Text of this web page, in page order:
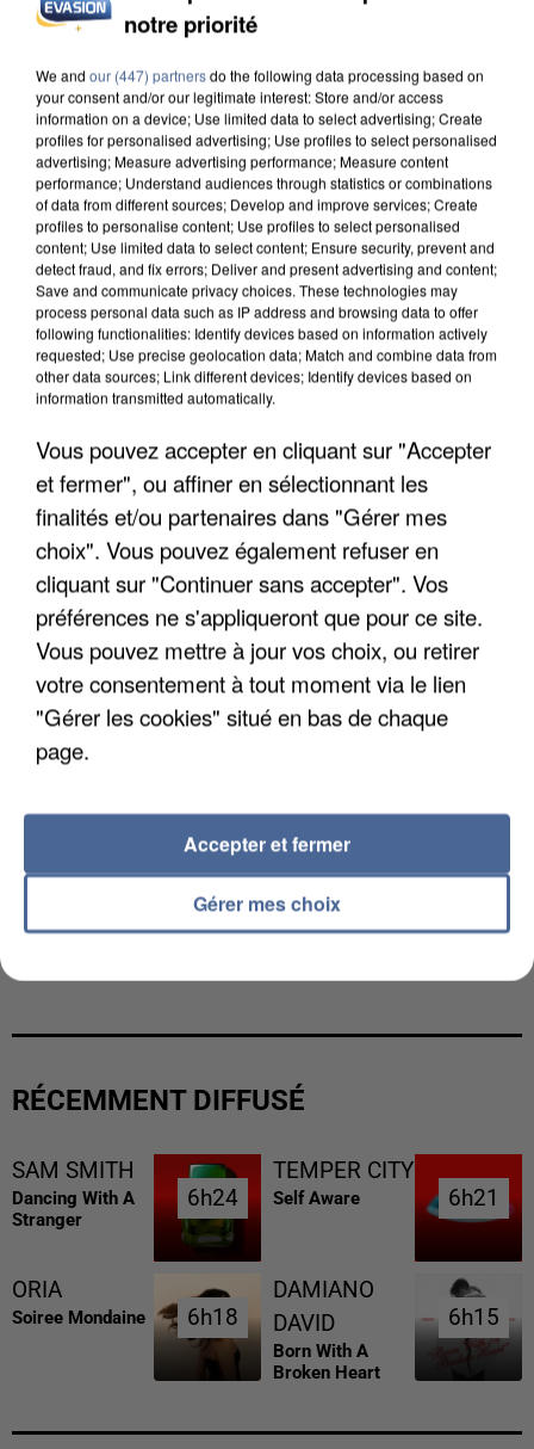
L’UN DES FONDATEURS SUPPOSÉS DE LA DZ
UN SECOND CADRE DE LA DZ MAFIA
INTERPELLÉ EN ALGÉRIE
COULÉE DE BOUE EN HAUTE-SAVOIE
RÉCEMMENT DIFFUSÉ
SAM SMITH
Dancing With A
Stranger
6h24
6h24
TEMPER CITY
Self Aware 6h21
6h21
ORIA
Soiree Mondaine 6h18
6h18
DAMIANO
DAVID
Born With A
Broken Heart
6h15
6h15
notre priorité
We and our (447) partnersdo the following data processing based on
your consent and/or our legitimate interest: Store and/or access
information on a device; Use limited data to select advertising; Create
profiles for personalised advertising; Use profiles to select personalised
advertising; Measure advertising performance; Measure content
performance; Understand audiences through statistics or combinations
of data from different sources; Develop and improve services; Create
profiles to personalise content; Use profiles to select personalised
content; Use limited data to select content; Ensure security, prevent and
detect fraud, and fix errors; Deliver and present advertising and content;
Save and communicate privacy choices. These technologies may
process personal data such as IP address and browsing data to offer
following functionalities: Identify devices based on information actively
requested; Use precise geolocation data; Match and combine data from
other data sources; Link different devices; Identify devices based on
information transmitted automatically.
Vous pouvez accepter en cliquant sur "Accepter
et fermer", ou affiner en sélectionnant les
finalités et/ou partenaires dans "Gérer mes
choix". Vous pouvez également refuser en
cliquant sur "Continuer sans accepter". Vos
préférences ne s'appliqueront que pour ce site.
Vous pouvez mettre à jour vos choix, ou retirer
votre consentement à tout moment via le lien
"Gérer les cookies" situé en bas de chaque
page.
Gérer mes choix
Accepter et fermer